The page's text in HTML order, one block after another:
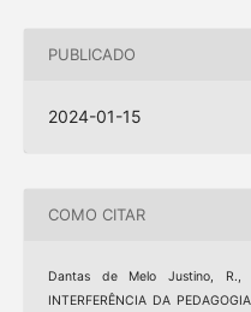
PUBLICADO
2024-01-15
COMO CITAR
Dantas de Melo Justino,
INTERFERÊNCIA DA